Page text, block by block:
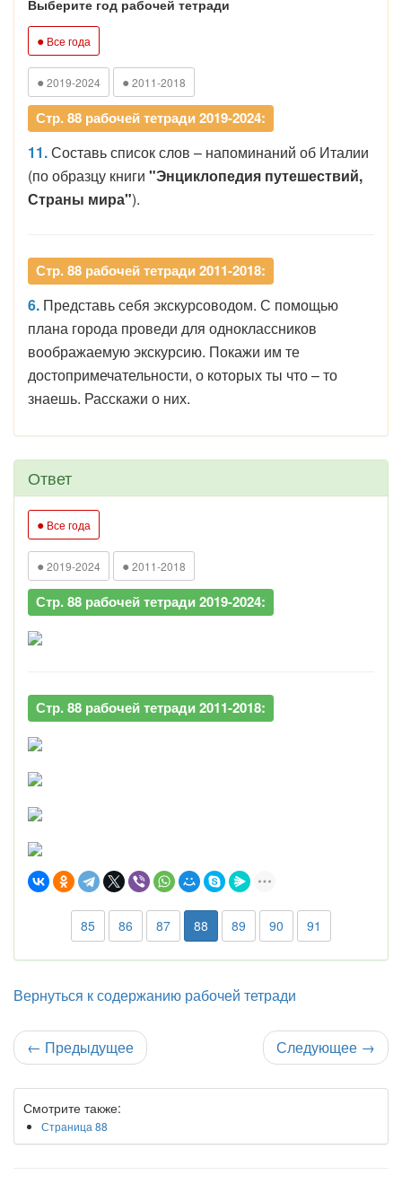
Выберите год рабочей тетради
● Все года
● 2019-2024 ● 2011-2018
Стр. 88 рабочей тетради 2019-2024:
11.Составь список слов – напоминаний об Италии
(по образцу книги "Энциклопедия путешествий,
Страны мира").
Стр. 88 рабочей тетради 2011-2018:
6. Представь себя экскурсоводом. С помощью
плана города проведи для одноклассников
воображаемую экскурсию. Покажи им те
достопримечательности, о которых ты что – то
знаешь. Расскажи о них.
Ответ
● Все года
● 2019-2024 ● 2011-2018
Стр. 88 рабочей тетради 2019-2024:
Стр. 88 рабочей тетради 2011-2018:
85 86 87 88 89 90 91
Вернуться к содержанию рабочей тетради
← Предыдущее Следующее →
Смотрите также:
Страница 88